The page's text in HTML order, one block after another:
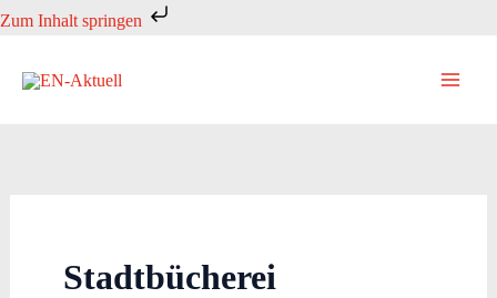
Zum Inhalt springen
Zum
springen
Stadtbücherei